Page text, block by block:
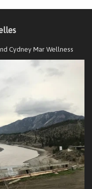
Cydney Mar Wellness